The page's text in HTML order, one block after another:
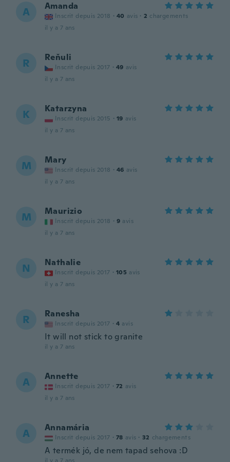
A Amanda
Inscrit depuis 2018 · 40 avis · 2 chargements
il y a 7 ans
R Reňuli
Inscrit depuis 2017 · 49 avis
il y a 7 ans
K Katarzyna
Inscrit depuis 2015 · 19 avis
il y a 7 ans
M Mary
Inscrit depuis 2018 · 46 avis
il y a 7 ans
M Maurizio
Inscrit depuis 2018 · 9 avis
il y a 7 ans
N Nathalie
Inscrit depuis 2017 · 105 avis
il y a 7 ans
R Ranesha
Inscrit depuis 2017 · 4 avis
It will not stick to granite
il y a 7 ans
A Annette
Inscrit depuis 2017 · 72 avis
il y a 7 ans
A Annamária
Inscrit depuis 2017 · 78 avis · 32 chargements
A termék jó, de nem tapad sehova :D